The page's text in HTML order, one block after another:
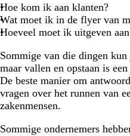
Hoe kom ik aan klanten?
Wat moet ik in de flyer van
Hoeveel moet ik uitgeven
Sommige van die dingen
maar vallen en opstaan is
De beste manier om
vragen over het runnen van
zakenmensen.
Sommige ondernemers